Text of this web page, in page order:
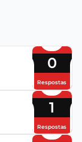
0
Respostas
1
Respostas